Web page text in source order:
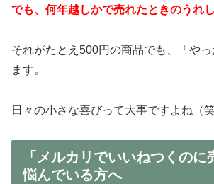
でも、何年越しかで売れたときのうれ
それがたとえ500円の商品でも、「や
ます。
日々の小さな喜びって大事ですよね（笑
「メルカリでいいねつくのに
悩んでいる方へ